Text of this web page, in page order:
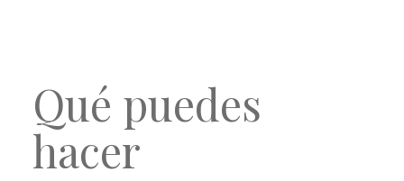
Qué puedes
hacer